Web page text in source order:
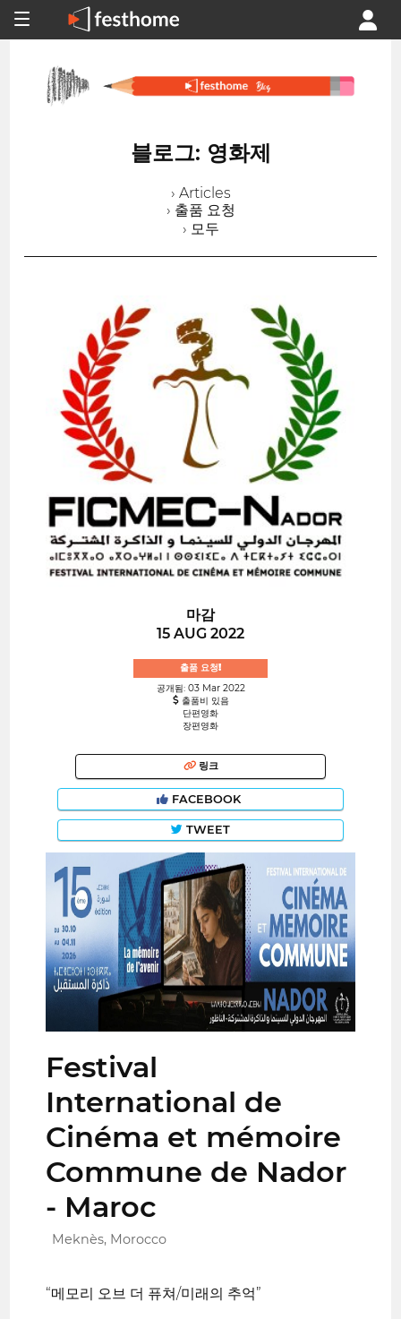
블로그: 영화제
› Articles
› 출품 요청
› 모두
마감
15 AUG 2022
출품 요청!
공개됨: 03 Mar 2022
출품비 있음
단편영화
장편영화
링크
FACEBOOK
TWEET
Festival
International de
Cinéma et mémoire
Commune de Nador
- Maroc
Meknès, Morocco
“메모리 오브 더 퓨쳐/미래의 추억”